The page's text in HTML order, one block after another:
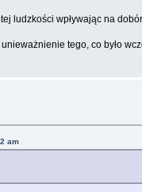
ludzkości wpływając na
tego, co było
am